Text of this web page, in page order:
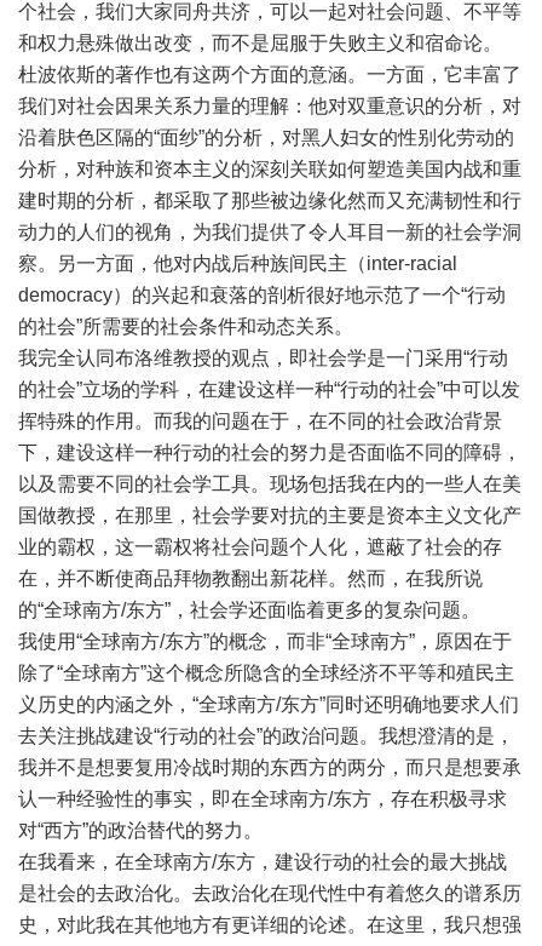
个社会，我们大家同舟共济，可以一起对社会问题、不平等
和权力悬殊做出改变，而不是屈服于失败主义和宿命论。
杜波依斯的著作也有这两个方面的意涵。一方面，它丰富了
我们对社会因果关系力量的理解：他对双重意识的分析，对
沿着肤色区隔的“面纱”的分析，对黑人妇女的性别化劳动的
分析，对种族和资本主义的深刻关联如何塑造美国内战和重
建时期的分析，都采取了那些被边缘化然而又充满韧性和行
动力的人们的视角，为我们提供了令人耳目一新的社会学洞
察。另一方面，他对内战后种族间民主（inter-racial
democracy）的兴起和衰落的剖析很好地示范了一个“行动
的社会”所需要的社会条件和动态关系。
我完全认同布洛维教授的观点，即社会学是一门采用“行动
的社会”立场的学科，在建设这样一种“行动的社会”中可以发
挥特殊的作用。而我的问题在于，在不同的社会政治背景
下，建设这样一种行动的社会的努力是否面临不同的障碍，
以及需要不同的社会学工具。现场包括我在内的一些人在美
国做教授，在那里，社会学要对抗的主要是资本主义文化产
业的霸权，这一霸权将社会问题个人化，遮蔽了社会的存
在，并不断使商品拜物教翻出新花样。然而，在我所说
的“全球南方/东方”，社会学还面临着更多的复杂问题。
我使用“全球南方/东方”的概念，而非“全球南方”，原因在于
除了“全球南方”这个概念所隐含的全球经济不平等和殖民主
义历史的内涵之外，“全球南方/东方”同时还明确地要求人们
去关注挑战建设“行动的社会”的政治问题。我想澄清的是，
我并不是想要复用冷战时期的东西方的两分，而只是想要承
认一种经验性的事实，即在全球南方/东方，存在积极寻求
对“西方”的政治替代的努力。
在我看来，在全球南方/东方，建设行动的社会的最大挑战
是社会的去政治化。去政治化在现代性中有着悠久的谱系历
史，对此我在其他地方有更详细的论述。在这里，我只想强